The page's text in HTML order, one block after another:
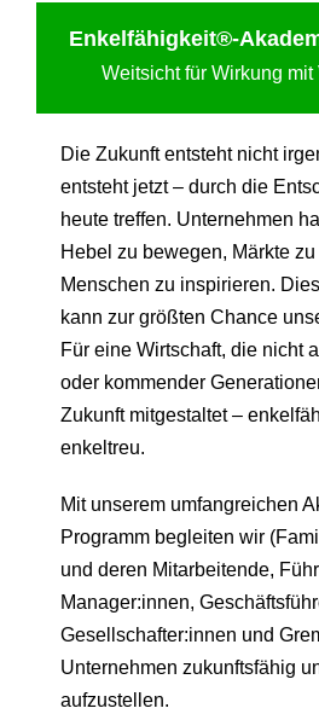
Enkelfähigkeit®-
Weitsicht für Wirkung mit
Die Zukunft entsteht nicht
entsteht jetzt – durch die
heute treffen. Unternehmen
Hebel zu bewegen, Märkte
Menschen zu inspirieren.
kann zur größten Chance
Für eine Wirtschaft, die nicht
oder kommender
Zukunft mitgestaltet –
enkeltreu.
Mit unserem umfangreichen
Programm begleiten wir
und deren Mitarbeitende,
Manager:innen,
Gesellschafter:innen und
Unternehmen zukunftsfähig
aufzustellen.